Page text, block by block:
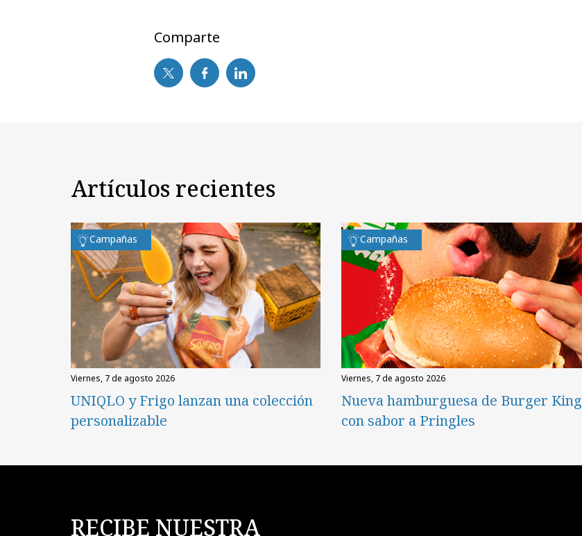
Comparte
Artículos recientes
Campañas
viernes, 7 de agosto 2026
UNIQLO y Frigo lanzan una colección
personalizable
Campañas
viernes, 7 de agosto 2026
Nueva hamburguesa de Burger King
con sabor a Pringles
RECIBE NUESTRA